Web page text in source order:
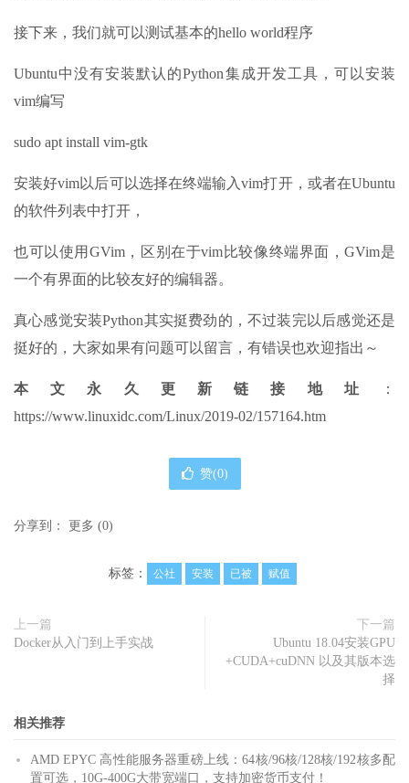
接下来，我们就可以测试基本的hello world程序
Ubuntu中没有安装默认的Python集成开发工具，可以安装
vim编写
sudo apt install vim-gtk
安装好vim以后可以选择在终端输入vim打开，或者在Ubuntu
的软件列表中打开，
也可以使用GVim，区别在于vim比较像终端界面，GVim是
一个有界面的比较友好的编辑器。
真心感觉安装Python其实挺费劲的，不过装完以后感觉还是
挺好的，大家如果有问题可以留言，有错误也欢迎指出～
本文永久更新链接地址
：
https://www.linuxidc.com/Linux/2019-02/157164.htm
赞(0)
分享到： 更多 (0)
标签： 公社 安装 已被 赋值
上一篇
Docker从入门到上手实战
下一篇
Ubuntu 18.04安装GPU
+CUDA+cuDNN 以及其版本选
择
相关推荐
AMD EPYC 高性能服务器重磅上线：64核/96核/128核/192核多配
置可选，10G-400G大带宽端口，支持加密货币支付！